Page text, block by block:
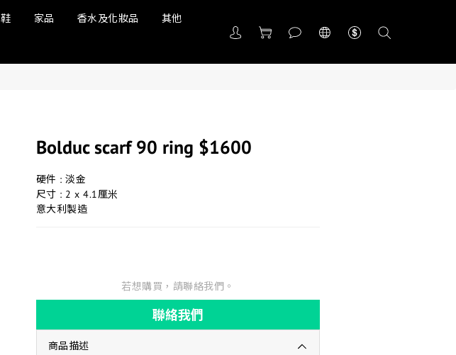
鞋 家品 香水及化妝品 其他
Bolduc scarf 90 ring $1600
硬件 : 淡金
尺寸 : 2 x 4.1厘米
意大利製造
若想購買，請聯絡我們。
聯絡我們
商品描述